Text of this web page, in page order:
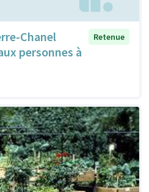
Chanel
personnes à
Retenue